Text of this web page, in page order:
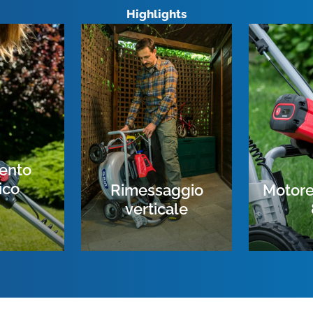
Highlights
Rimessaggio
verticale